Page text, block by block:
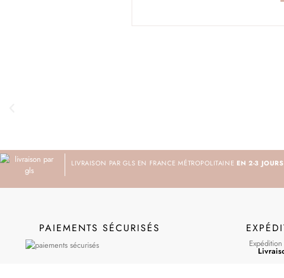
LIVRAISON PAR GLS EN FRANCE MÉTROPOLITAINE EN 2-3
PAIEMENTS SÉCURISÉS